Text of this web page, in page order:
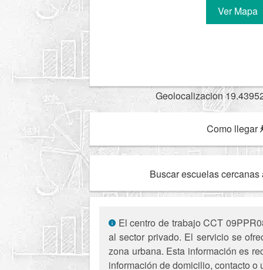
Ver Mapa
Geolocalizacion
Como llegar
Buscar escuelas
El centro de trabajo CCT
al sector privado. El servicio se
zona urbana. Esta información es
información de domicilio, contacto